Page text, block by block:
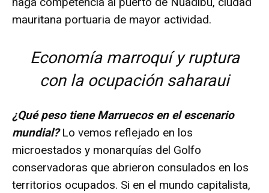
mauritana portuaria de mayor actividad.
Economía marroquí y ruptura
con la ocupación saharaui
¿Qué peso tiene Marruecos en el escenario
mundial?Lo vemos reflejado en los
microestados y monarquías del Golfo
conservadoras que abrieron consulados en los
territorios ocupados. Si en el mundo capitalista,